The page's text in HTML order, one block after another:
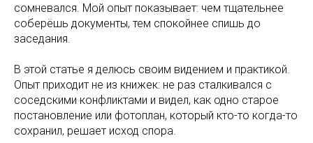
сомневался. Мой опыт показывает: чем тщательнее
соберёшь документы, тем спокойнее спишь до
заседания.
В этой статье я делюсь своим видением и практикой.
Опыт приходит не из книжек: не раз сталкивался с
соседскими конфликтами и видел, как одно старое
постановление или фотоплан, который кто-то когда-то
сохранил, решает исход спора.